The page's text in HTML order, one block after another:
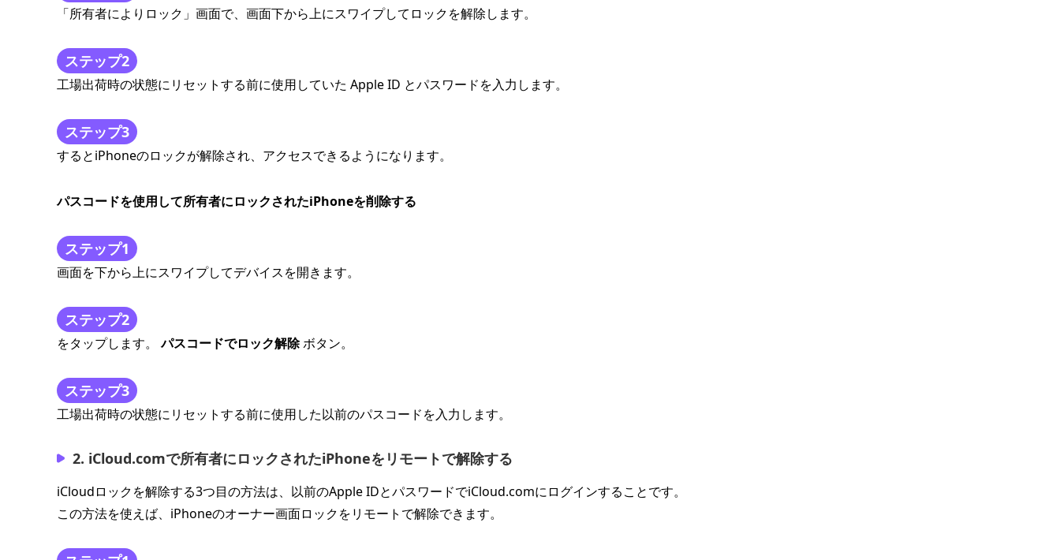
「所有者によりロック」画面で、画面下から上にスワイプしてロックを解除します。
ステップ2
工場出荷時の状態にリセットする前に使用していた Apple ID とパスワードを入力します。
ステップ3
するとiPhoneのロックが解除され、アクセスできるようになります。
パスコードを使用して所有者にロックされたiPhoneを削除する
ステップ1
画面を下から上にスワイプしてデバイスを開きます。
ステップ2
をタップします。パスコードでロック解除ボタン。
ステップ3
工場出荷時の状態にリセットする前に使用した以前のパスコードを入力します。
2. iCloud.comで所有者にロックされたiPhoneをリモートで解除する
iCloudロックを解除する3つ目の方法は、以前のApple IDとパスワードでiCloud.comにログインすることです。
この方法を使えば、iPhoneのオーナー画面ロックをリモートで解除できます。